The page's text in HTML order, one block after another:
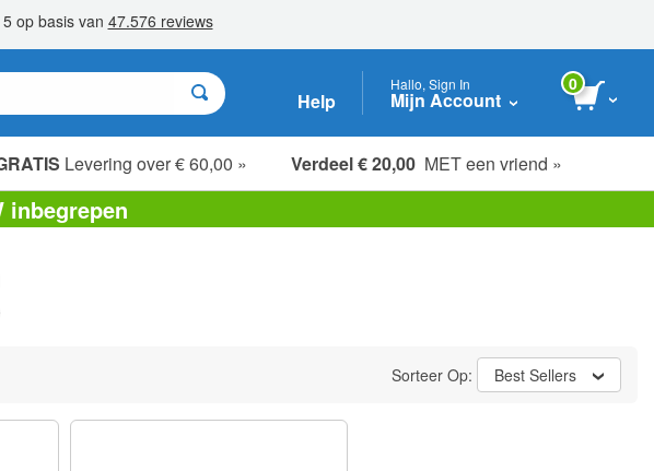
Help
Hallo, Sign In
Mijn Account
0
Levering over € 60,00 » Verdeel € 20,00 MET een vriend »
items
inbegrepen
Sorteer Op: Best Sellers